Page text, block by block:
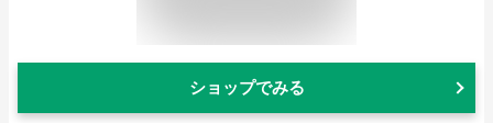
ショップでみる